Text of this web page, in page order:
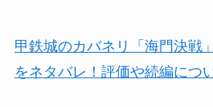
甲鉄城のカバネリ「海門決戦
をネタバレ！評価や続編につ